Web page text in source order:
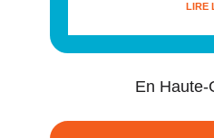
LIRE
En Haute-